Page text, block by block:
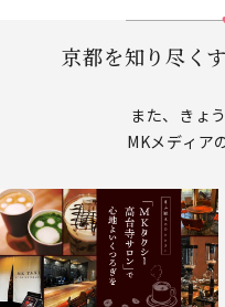
京都を知り尽く
また、きょ
MKメディア